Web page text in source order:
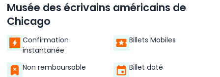
Musée des écrivains américains de
Chicago
Confirmation
instantanée
Billets Mobiles
Non remboursable Billet daté